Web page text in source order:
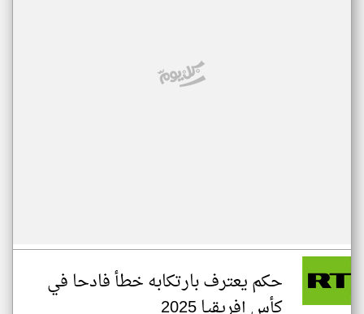
حكم يعترف بارتكابه خطأ فادحا في